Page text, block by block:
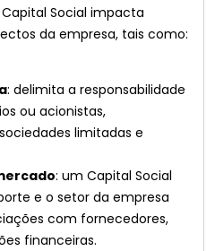
Social impacta
da empresa, tais como:
: delimita a responsabilidade
ou acionistas,
limitadas e
: um Capital Social
e o setor da empresa
com fornecedores,
financeiras.